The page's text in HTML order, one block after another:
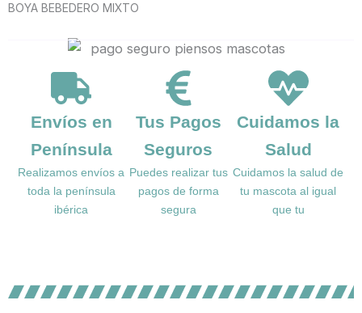
BOYA BEBEDERO MIXTO
Envíos en
Península
Realizamos envíos a
toda la península
ibérica
Tus Pagos
Seguros
Puedes realizar tus
pagos de forma
segura
Cuidamos la
Salud
Cuidamos la salud de
tu mascota al igual
que tu